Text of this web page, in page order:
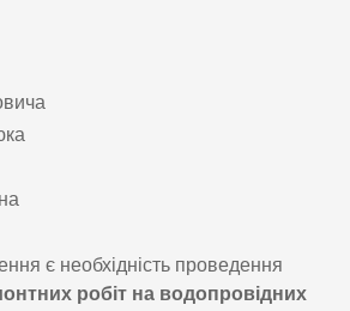
є необхідність проведення
робіт на водопровідних